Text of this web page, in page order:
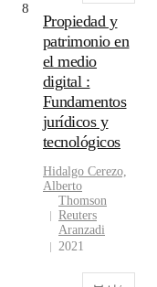
8
Propiedad y
patrimonio en
el medio
digital :
Fundamentos
jurídicos y
tecnológicos
Hidalgo Cerezo,
Alberto
Thomson
Reuters
Aranzadi
2021